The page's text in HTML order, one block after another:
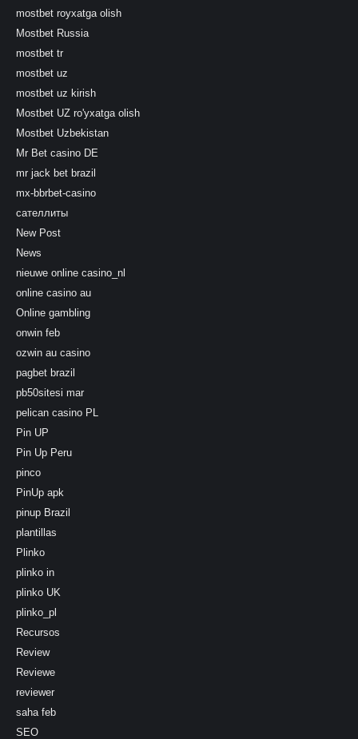
mostbet royxatga olish
Mostbet Russia
mostbet tr
mostbet uz
mostbet uz kirish
Mostbet UZ ro'yxatga olish
Mostbet Uzbekistan
Mr Bet casino DE
mr jack bet brazil
mx-bbrbet-casino
сателлиты
New Post
News
nieuwe online casino_nl
online casino au
Online gambling
onwin feb
ozwin au casino
pagbet brazil
pb50sitesi mar
pelican casino PL
Pin UP
Pin Up Peru
pinco
PinUp apk
pinup Brazil
plantillas
Plinko
plinko in
plinko UK
plinko_pl
Recursos
Review
Reviewe
reviewer
saha feb
SEO